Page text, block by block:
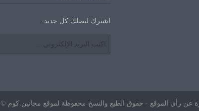
اشترك ليصلك كل جديد.
عن رأي الموقع - حقوق الطبع والنسخ محفوظة لموقع مجانين.كوم ©